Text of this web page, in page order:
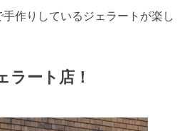
作りしているジェラートが楽し
ラート店！